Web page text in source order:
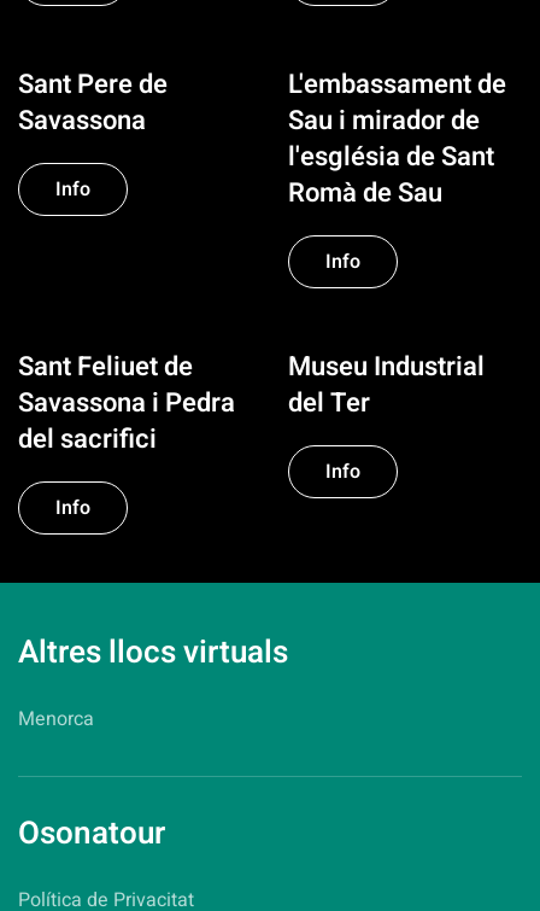
Sant Pere de
Savassona
Info
L'embassament de
Sau i mirador de
l'església de Sant
Romà de Sau
Info
Sant Feliuet de
Savassona i Pedra
del sacrifici
Info
Museu Industrial
del Ter
Info
Altres llocs virtuals
Menorca
Osonatour
Política de Privacitat